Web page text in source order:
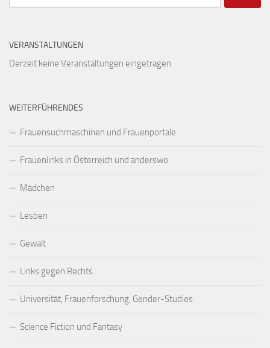
nach:
VERANSTALTUNGEN
Derzeit keine Veranstaltungen eingetragen
WEITERFÜHRENDES
Frauensuchmaschinen und Frauenportale
Frauenlinks in Österreich und anderswo
Mädchen
Lesben
Gewalt
Links gegen Rechts
Universität, Frauenforschung, Gender-Studies
Science Fiction und Fantasy